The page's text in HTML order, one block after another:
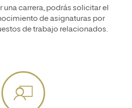
una carrera, podrás solicitar el
de asignaturas por
de trabajo relacionados.